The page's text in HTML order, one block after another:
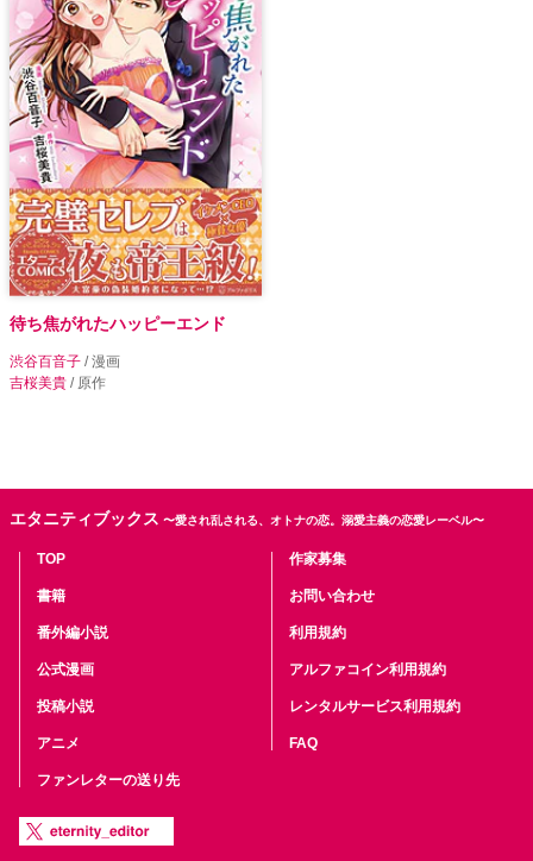
待ち焦がれたハッピーエンド
渋谷百音子 / 漫画
吉桜美貴 / 原作
エタニティブックス 〜愛され乱される、オトナの恋。溺愛主義の恋愛レーベル〜
TOP
書籍
番外編小説
公式漫画
投稿小説
アニメ
ファンレターの送り先
作家募集
お問い合わせ
利用規約
アルファコイン利用規約
レンタルサービス利用規約
FAQ